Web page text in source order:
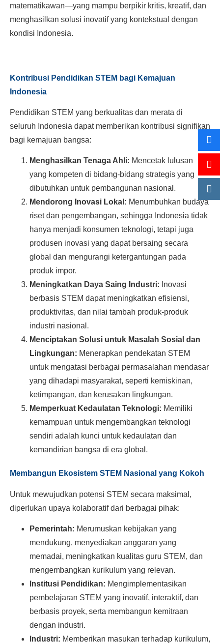
matematikawan—yang mampu berpikir kritis, kreatif, dan
menghasilkan solusi inovatif yang kontekstual dengan
kondisi Indonesia.
Kontribusi Pendidikan STEM bagi Kemajuan
Indonesia
Pendidikan STEM yang berkualitas dan merata di
seluruh Indonesia dapat memberikan kontribusi signifikan
bagi kemajuan bangsa:
Menghasilkan Tenaga Ahli: Mencetak lulusan
yang kompeten di bidang-bidang strategis yang
dibutuhkan untuk pembangunan nasional.
Mendorong Inovasi Lokal: Menumbuhkan budaya
riset dan pengembangan, sehingga Indonesia tidak
hanya menjadi konsumen teknologi, tetapi juga
produsen inovasi yang dapat bersaing secara
global dan mengurangi ketergantungan pada
produk impor.
Meningkatkan Daya Saing Industri: Inovasi
berbasis STEM dapat meningkatkan efisiensi,
produktivitas, dan nilai tambah produk-produk
industri nasional.
Menciptakan Solusi untuk Masalah Sosial dan
Lingkungan: Menerapkan pendekatan STEM
untuk mengatasi berbagai permasalahan mendasar
yang dihadapi masyarakat, seperti kemiskinan,
ketimpangan, dan kerusakan lingkungan.
Memperkuat Kedaulatan Teknologi: Memiliki
kemampuan untuk mengembangkan teknologi
sendiri adalah kunci untuk kedaulatan dan
kemandirian bangsa di era global.
Membangun Ekosistem STEM Nasional yang Kokoh
Untuk mewujudkan potensi STEM secara maksimal,
diperlukan upaya kolaboratif dari berbagai pihak:
Pemerintah: Merumuskan kebijakan yang
mendukung, menyediakan anggaran yang
memadai, meningkatkan kualitas guru STEM, dan
mengembangkan kurikulum yang relevan.
Institusi Pendidikan: Mengimplementasikan
pembelajaran STEM yang inovatif, interaktif, dan
berbasis proyek, serta membangun kemitraan
dengan industri.
Industri: Memberikan masukan terhadap kurikulum,